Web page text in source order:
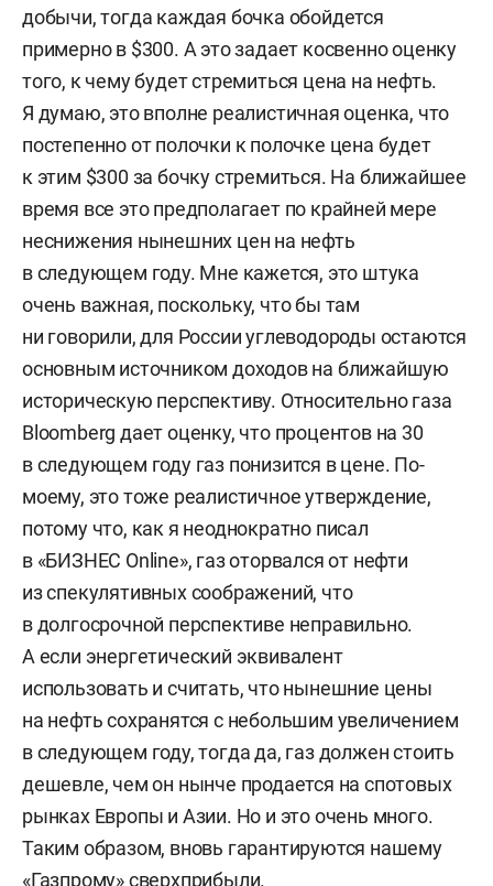
добычи, тогда каждая бочка обойдется
примерно в $300. А это задает косвенно оценку
того, к чему будет стремиться цена на нефть.
Я думаю, это вполне реалистичная оценка, что
постепенно от полочки к полочке цена будет
к этим $300 за бочку стремиться. На ближайшее
время все это предполагает по крайней мере
неснижения нынешних цен на нефть
в следующем году. Мне кажется, это штука
очень важная, поскольку, что бы там
ни говорили, для России углеводороды остаются
основным источником доходов на ближайшую
историческую перспективу. Относительно газа
Bloomberg дает оценку, что процентов на 30
в следующем году газ понизится в цене. По-
моему, это тоже реалистичное утверждение,
потому что, как я неоднократно писал
в «БИЗНЕС Online», газ оторвался от нефти
из спекулятивных соображений, что
в долгосрочной перспективе неправильно.
А если энергетический эквивалент
использовать и считать, что нынешние цены
на нефть сохранятся с небольшим увеличением
в следующем году, тогда да, газ должен стоить
дешевле, чем он нынче продается на спотовых
рынках Европы и Азии. Но и это очень много.
Таким образом, вновь гарантируются нашему
«Газпрому» сверхприбыли.